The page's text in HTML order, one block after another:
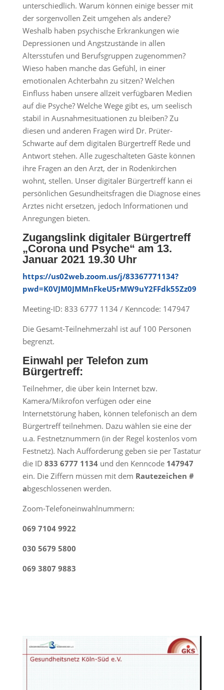
unterschiedlich. Warum können einige besser mit
der sorgenvollen Zeit umgehen als andere?
Weshalb haben psychische Erkrankungen wie
Depressionen und Angstzustände in allen
Altersstufen und Berufsgruppen zugenommen?
Wieso haben manche das Gefühl, in einer
emotionalen Achterbahn zu sitzen? Welchen
Einfluss haben unsere allzeit verfügbaren Medien
auf die Psyche? Welche Wege gibt es, um seelisch
stabil in Ausnahmesituationen zu bleiben? Zu
diesen und anderen Fragen wird Dr. Prüter-
Schwarte auf dem digitalen Bürgertreff Rede und
Antwort stehen. Alle zugeschalteten Gäste können
ihre Fragen an den Arzt, der in Rodenkirchen
wohnt, stellen. Unser digitaler Bürgertreff kann ei
persönlichen Gesundheitsfragen die Diagnose eines
Arztes nicht ersetzen, jedoch Informationen und
Anregungen bieten.
Zugangslink digitaler Bürgertreff
„Corona und Psyche“ am 13.
Januar 2021 19.30 Uhr
https://us02web.zoom.us/j/83367771134?
pwd=K0VJM0JMMnFkeU5rMW9uY2FFdk55Zz09
Meeting-ID: 833 6777 1134 / Kenncode: 147947
Die Gesamt-Teilnehmerzahl ist auf 100 Personen
begrenzt.
Einwahl per Telefon zum
Bürgertreff:
Teilnehmer, die über kein Internet bzw.
Kamera/Mikrofon verfügen oder eine
Internetstörung haben, können telefonisch an dem
Bürgertreff teilnehmen. Dazu wählen sie eine der
u.a. Festnetznummern (in der Regel kostenlos vom
Festnetz). Nach Aufforderung geben sie per Tastatur
die ID 833 6777 1134und den Kenncode 147947
ein. Die Ziffern müssen mit dem Rautezeichen #
abgeschlossenen werden.
Zoom-Telefoneinwahlnummern:
069 7104 9922
030 5679 5800
069 3807 9883